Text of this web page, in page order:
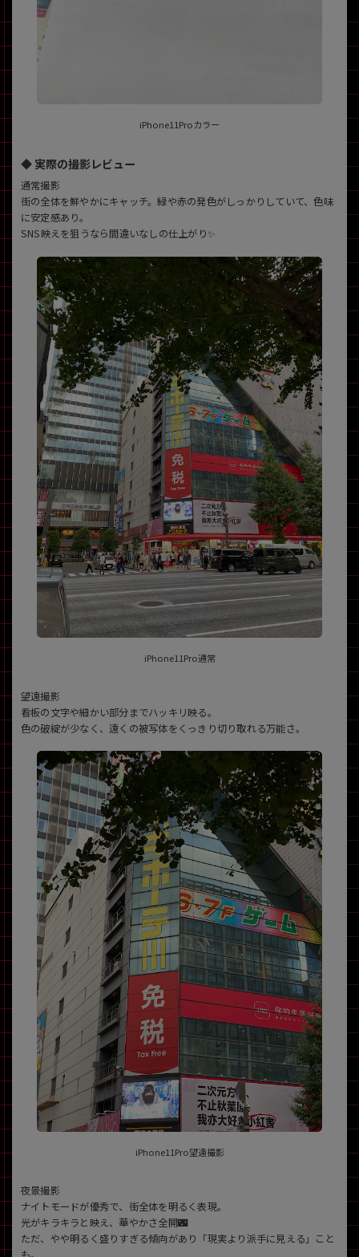
iPhone11Proカラー
◆ 実際の撮影レビュー
通常撮影
街の全体を鮮やかにキャッチ。緑や赤の発色がしっかりしていて、色味
に安定感あり。
SNS映えを狙うなら間違いなしの仕上がり✨
iPhone11Pro通常
望遠撮影
看板の文字や細かい部分までハッキリ映る。
色の破綻が少なく、遠くの被写体をくっきり切り取れる万能さ。
iPhone11Pro望遠撮影
夜景撮影
ナイトモードが優秀で、街全体を明るく表現。
光がキラキラと映え、華やかさ全開🌃
ただ、やや明るく盛りすぎる傾向があり「現実より派手に見える」こと